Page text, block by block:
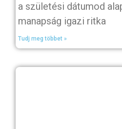
a születési dátumod
manapság igazi ritka
Tudj meg többet »